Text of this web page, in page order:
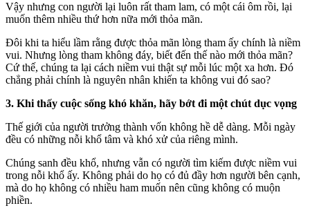
Vậy nhưng con người lại luôn rất tham lam, có một cái ôm rồi, lại
muốn thêm nhiều thứ hơn nữa mới thỏ‌a mã‌n.
Đôi khi ta hiểu lầm rằng được thỏ‌a mã‌n lòng tham ấy chính là niềm
vui. Nhưng lòng tham không đáy, biết đến thế nào mới thỏ‌a mã‌n?
Cứ thế, chúng ta lại cách niềm vui thật sự mỗi lúc một xa hơn. Đó
chẳng phải chính là nguyên nhân khiến ta không vui đó sao?
3. Khi thấy cuộc sống khó khăn, hãy bớt đi một chút dụ‌ּc vọn‌ּg
Thế giới của người trưởng thành vốn không hề dễ dàng. Mỗi ngày
đều có những nỗi khổ tâm và khó xử của riêng mình.
Chúng sanh đều khổ, nhưng vẫn có người tìm kiếm được niềm vui
trong nỗi khổ ấy. Không phải do họ có đủ đầy hơn người bên cạnh,
mà do họ không có nhiều ham muốn nên cũng không có muộn
phiền.